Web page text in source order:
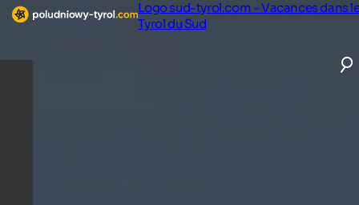
Logo sud-tyrol.com - Vacances dans
Tyrol du Sud